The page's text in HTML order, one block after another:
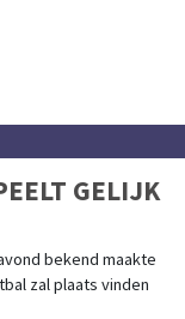
GELIJK
bekend maakte
zal plaats vinden